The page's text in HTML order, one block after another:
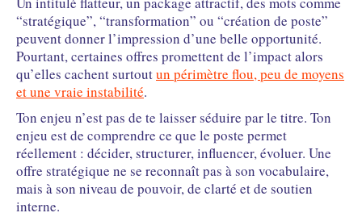
“stratégique”, “transformation” ou “création de poste”
peuvent donner l’impression d’une belle opportunité.
Pourtant, certaines offres promettent de l’impact alors
qu’elles cachent surtoutun périmètre flou, peu de moyens
et une vraie instabilité.
Ton enjeu n’est pas de te laisser séduire par le titre. Ton
enjeu est de comprendre ce que le poste permet
réellement : décider, structurer, influencer, évoluer. Une
offre stratégique ne se reconnaît pas à son vocabulaire,
mais à son niveau de pouvoir, de clarté et de soutien
interne.